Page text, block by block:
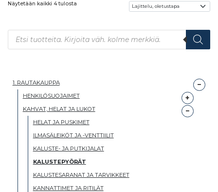
Näytetään kaikki 4 tulosta
Products search
1. RAUTAKAUPPA
HENKILÖSUOJAIMET
KAHVAT, HELAT JA LUKOT
HELAT JA PUSKIMET
ILMASÄLEIKÖT JA -VENTTIILIT
KALUSTE- JA PUTKIJALAT
KALUSTEPYÖRÄT
KALUSTESARANAT JA TARVIKKEET
KANNATTIMET JA RITILÄT